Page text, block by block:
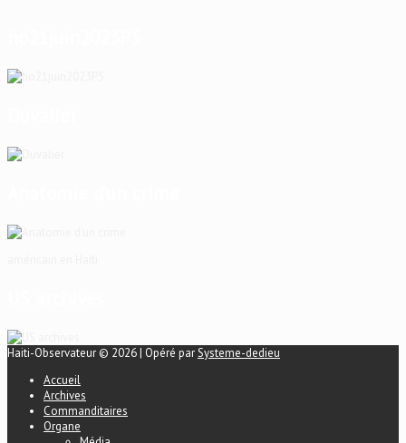
Haiti-Observateur © 2026 | Opéré parSysteme-dedieu
Accueil
Archives
Commanditaires
Organe